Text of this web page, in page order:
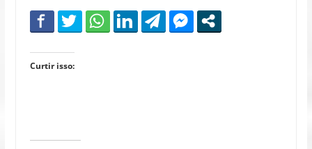
Curtir isso: